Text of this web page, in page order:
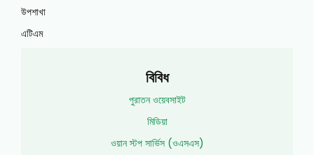
উপশাখা
এটিএম
বিবিধ
পুরাতন ওয়েবসাইট
মিডিয়া
ওয়ান স্টপ সার্ভিস (ওএসএস)